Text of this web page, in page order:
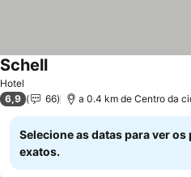
Hotel
Schell
6,9 66 a 0.4 km de Centro da
Selecione as datas para ver os
exatos.